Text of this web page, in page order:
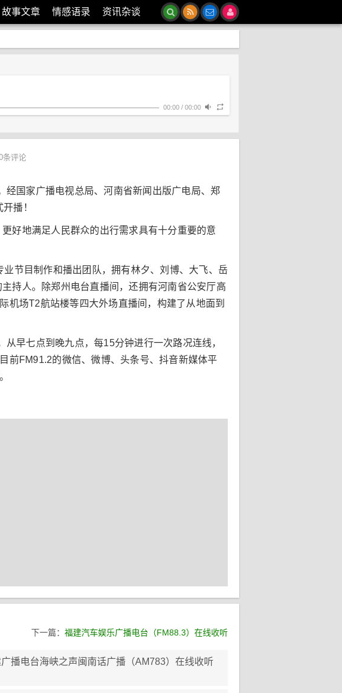
故事文章 情感语录 资讯杂谈
00:00 / 00:00
条评论
国家广播电视总局、河南省新闻出版广电局、郑
播！
好地满足人民群众的出行需求具有十分重要的意
节目制作和播出团队，拥有林夕、刘博、大飞、岳
持人。除郑州电台直播间，还拥有河南省公安厅高
机场T2航站楼等四大外场直播间，构建了从地面到
早七点到晚九点，每15分钟进行一次路况连线，
前FM91.2的微信、微博、头条号、抖音新媒体平
下一篇： 福建汽车娱乐广播电台（FM88.3）在线收听
播电台海峡之声闽南话广播（AM783）在线收听